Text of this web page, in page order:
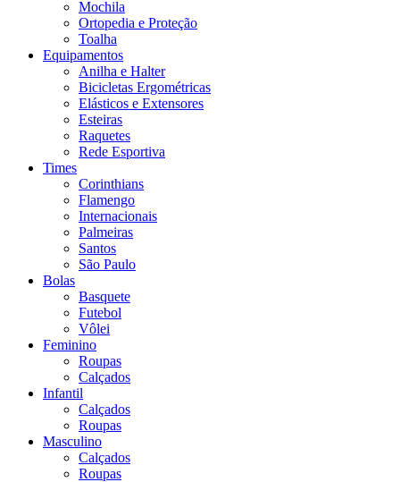
Mochila
Ortopedia e Proteção
Toalha
Equipamentos
Anilha e Halter
Bicicletas Ergométricas
Elásticos e Extensores
Esteiras
Raquetes
Rede Esportiva
Times
Corinthians
Flamengo
Internacionais
Palmeiras
Santos
São Paulo
Bolas
Basquete
Futebol
Vôlei
Feminino
Roupas
Calçados
Infantil
Calçados
Roupas
Masculino
Calçados
Roupas